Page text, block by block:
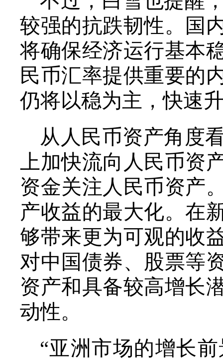
较强的抗跌韧性。国
将确保经济运行基本
民币汇率提供重要的
仍将以稳为主，快速
从人民币资产角度
上加快流向人民币资
资金关注人民币资产
产收益的最大化。在
够带来更为可观的收
对中国债券、股票等
资产和具备较高增长
动性。
“亚洲市场的增长